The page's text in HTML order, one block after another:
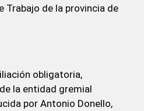
Trabajo de la provincia de
obligatoria,
la entidad gremial
por Antonio Donello,